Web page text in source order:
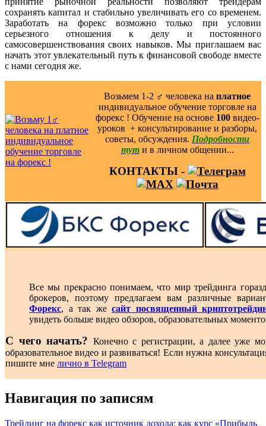
сохранять капитал и стабильно увеличивать его со временем.
Заработать на форекс возможно только при условии
серьезного отношения к делу и постоянного
самосовершенствования своих навыков. Мы приглашаем вас
начать этот увлекательный путь к финансовой свободе вместе
с нами сегодня же.
Возьмем 1-2 ‍♂️ человека на платное
индивидуальное обучение торговле на
форекс ! Обучение на основе 100видео-
уроков ️ + консультирование и разборы,
советы, обсуждения. Подробности
тут и в личном общении...
КОНТАКТЫ -
Все мы прекрасно понимаем, что мир трейдинга
брокеров, поэтому предлагаем вам различные
Форекс, а так жесайт посвященный
увидеть больше видео обзоров, образовательных
С чего начать? Конечно с регистрации, а далее уже
образовательное видео и развиваться! Если нужна
пишите мне лично в Telegram
Навигация по записям
Трейдинг на форекс как источник дохода: как курс «Прибыль